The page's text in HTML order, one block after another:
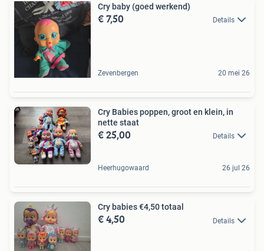
Cry baby (goed werkend)
€ 7,50 Details
Zevenbergen 20 mei 26
Cry Babies poppen, groot en klein, in
nette staat
€ 25,00 Details
Heerhugowaard 26 jul 26
Cry babies €4,50 totaal
€ 4,50 Details